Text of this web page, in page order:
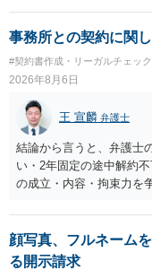
事務所との契約に関
#契約書作成・リーガルチェック
2026年8月6日
王 宣麟 弁護士
結論から言うと、弁護士
い・2年固定の途中解約
の成立・内容・拘束力を
みてはいかがでしょうか
であれば）書面で退所意
顔写真、フルネーム
る開示請求